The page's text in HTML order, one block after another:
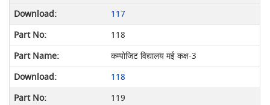
117
118
कम्पोजिट विद्यालय मई कक्ष-3
118
119